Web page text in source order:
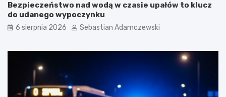
Bezpieczeństwo nad wodą w czasie upałów to klucz
do udanego wypoczynku
6 sierpnia 2026 Sebastian Adamczewski